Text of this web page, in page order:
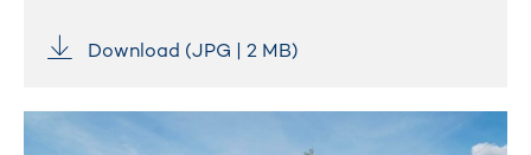
Download (JPG | 2 MB)